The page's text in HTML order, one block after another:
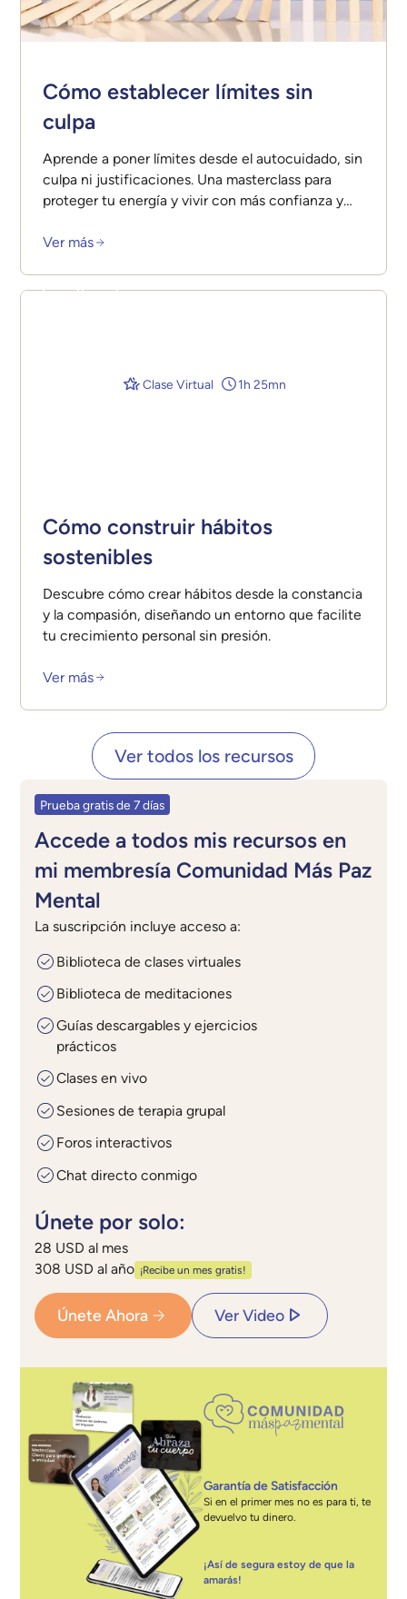
Cómo establecer límites sin
culpa
Aprende a poner límites desde el autocuidado, sin
culpa ni justificaciones. Una masterclass para
proteger tu energía y vivir con más confianza y
Ver más
Clase Virtual 1h 25mn
Cómo construir hábitos
sostenibles
Descubre cómo crear hábitos desde la constancia
y la compasión, diseñando un entorno que facilite
tu crecimiento personal sin presión.
Ver más
Ver todos los recursos
Garantía de Satisfacción
Si en el primer mes no es para ti, te
devuelvo tu dinero.
¡Así de segura estoy de que la
amarás!
Prueba gratis de 7 días
Accede a todos mis recursos en
mi membresía Comunidad Más Paz
Mental
La suscripción incluye acceso a:
Biblioteca de clases virtuales
Biblioteca de meditaciones
Guías descargables y ejercicios
prácticos
Clases en vivo
Sesiones de terapia grupal
Foros interactivos
Chat directo conmigo
Únete por solo:
28 USD al mes
308 USD al año ¡Recibe un mes gratis!
Únete Ahora Ver Video